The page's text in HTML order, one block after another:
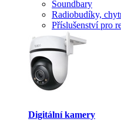
Soundbary
Radiobudíky,
Příslušenství pro
Digitální kamery